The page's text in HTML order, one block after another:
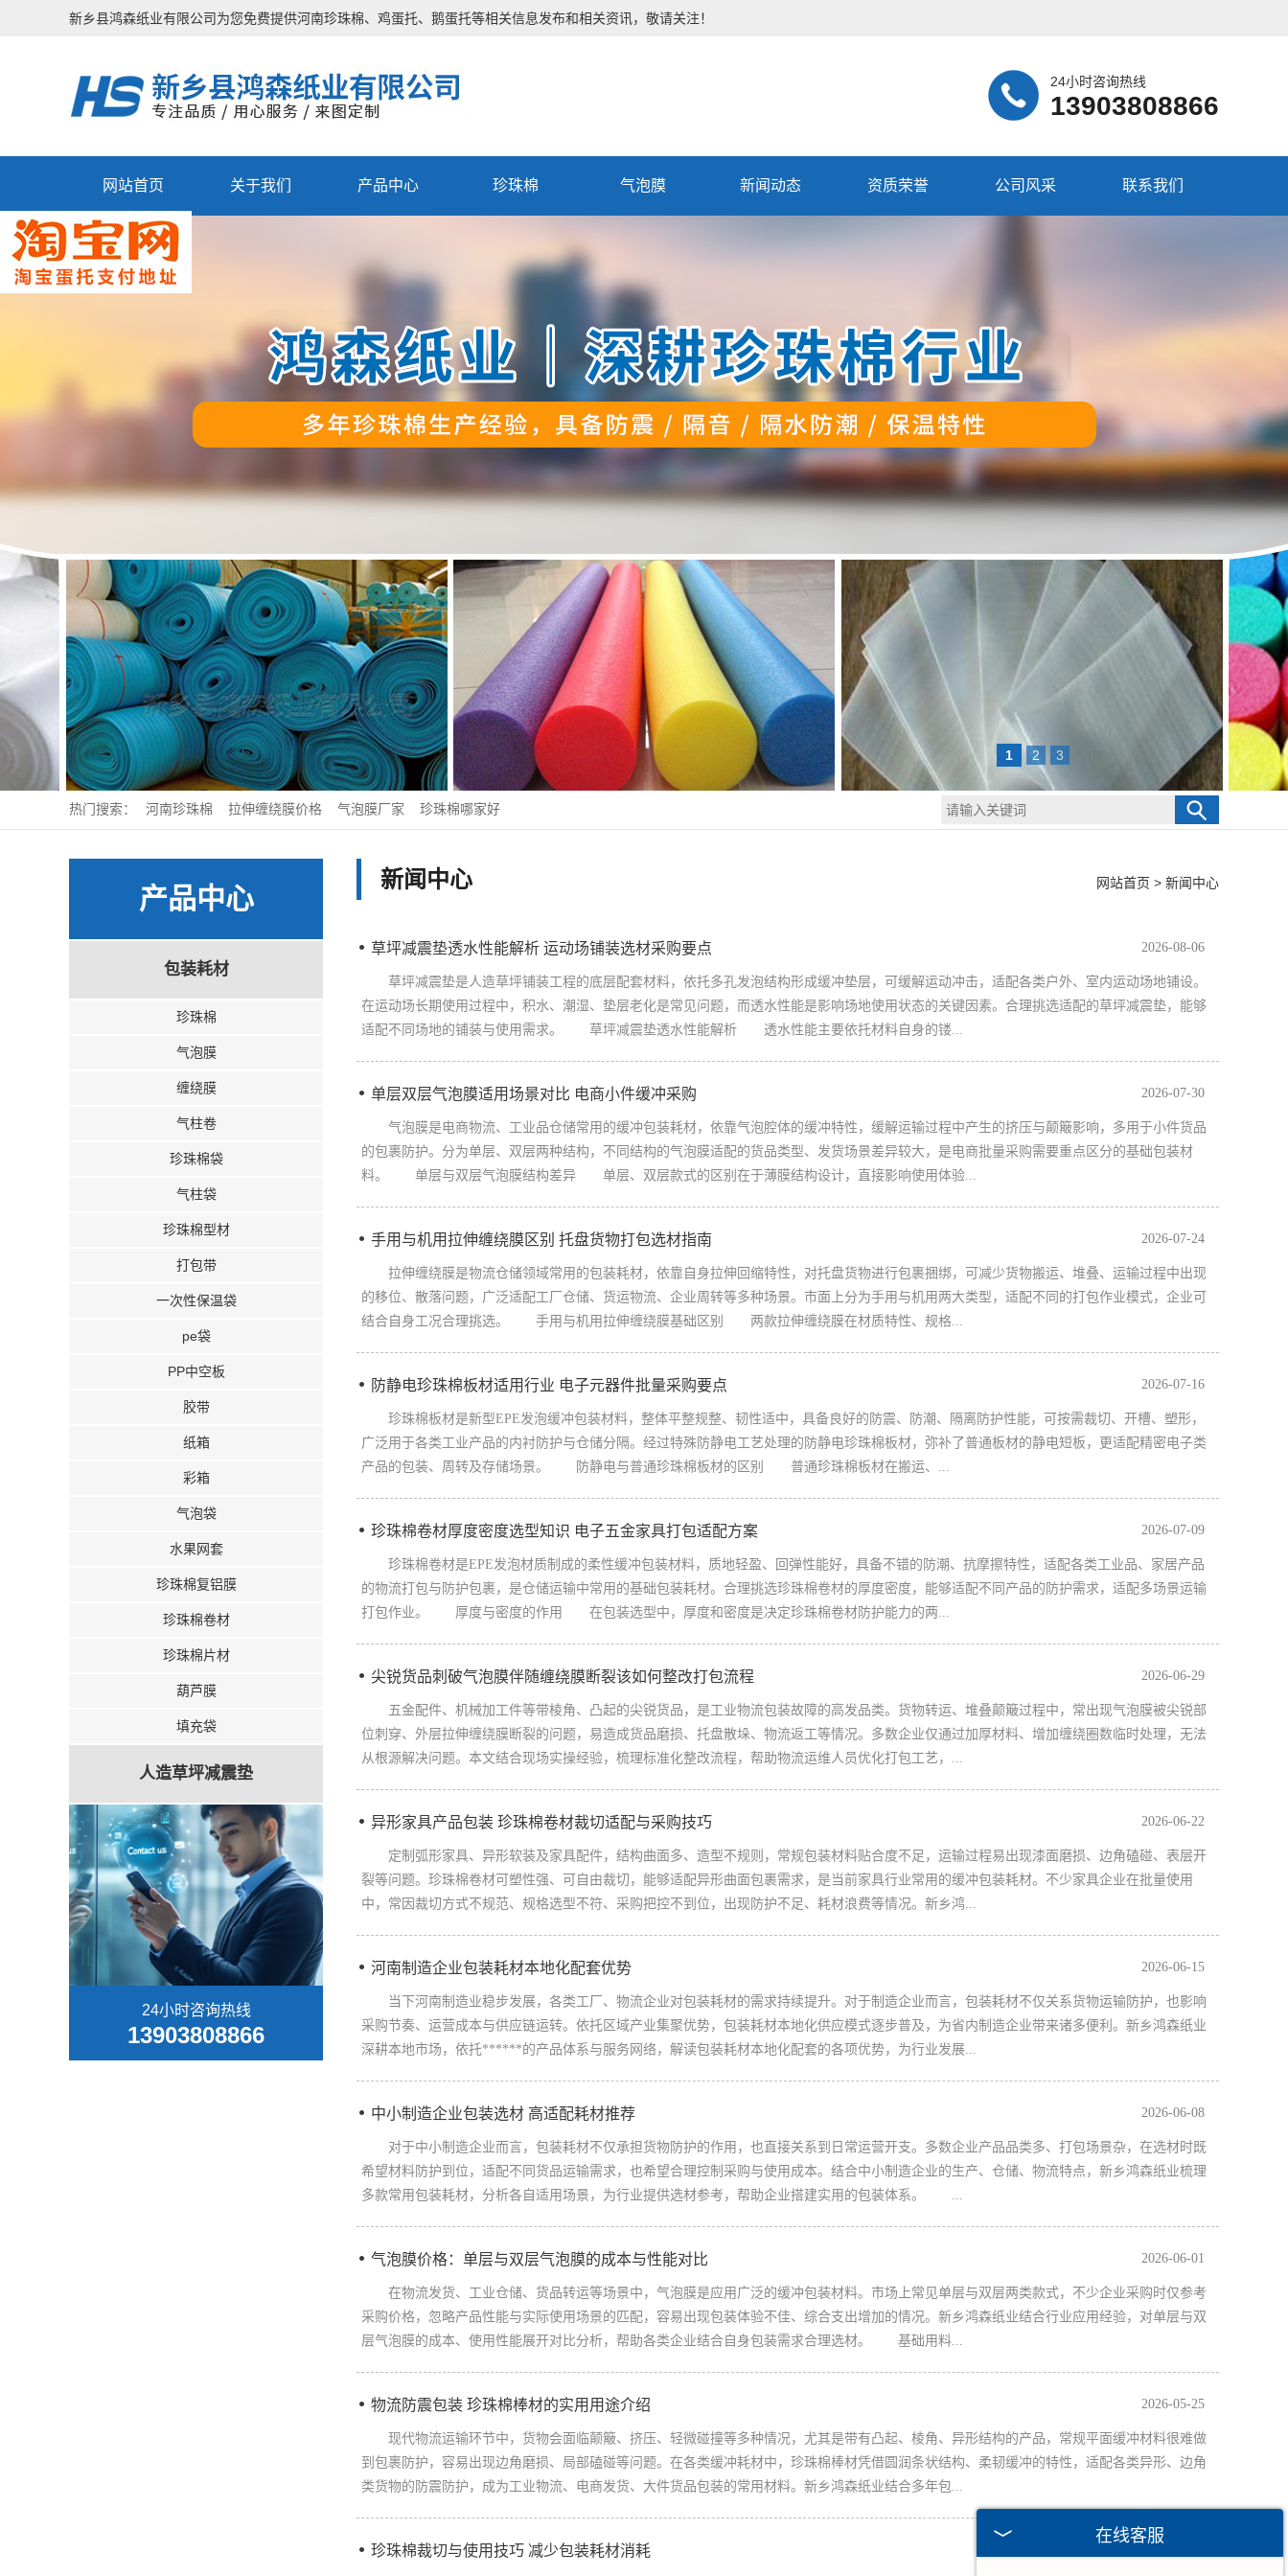
新乡县鸿森纸业有限公司为您免费提供河南珍珠棉、鸡蛋托、鹅蛋托等相关信息发布和相关资讯，敬请关注！
24小时咨询热线
13903808866
网站首页 关于我们 产品中心 珍珠棉 气泡膜 新闻动态 资质荣誉 公司风采 联系我们
1 2 3
热门搜索： 河南珍珠棉 拉伸缠绕膜价格 气泡膜厂家 珍珠棉哪家好
产品中心
包装耗材
珍珠棉
气泡膜
缠绕膜
气柱卷
珍珠棉袋
气柱袋
珍珠棉型材
打包带
一次性保温袋
pe袋
PP中空板
胶带
纸箱
彩箱
气泡袋
水果网套
珍珠棉复铝膜
珍珠棉卷材
珍珠棉片材
葫芦膜
填充袋
人造草坪减震垫
24小时咨询热线
13903808866
新闻中心 网站首页 > 新闻中心
草坪减震垫透水性能解析 运动场铺装选材采购要点 2026-08-06
草坪减震垫是人造草坪铺装工程的底层配套材料，依托多孔发泡结构形成缓冲垫层，可缓解运动冲击，适配各类户外、室内运动场地铺设。
在运动场长期使用过程中，积水、潮湿、垫层老化是常见问题，而透水性能是影响场地使用状态的关键因素。合理挑选适配的草坪减震垫，能够
适配不同场地的铺装与使用需求。 草坪减震垫透水性能解析 透水性能主要依托材料自身的镂...
单层双层气泡膜适用场景对比 电商小件缓冲采购 2026-07-30
气泡膜是电商物流、工业品仓储常用的缓冲包装耗材，依靠气泡腔体的缓冲特性，缓解运输过程中产生的挤压与颠簸影响，多用于小件货品
的包裹防护。分为单层、双层两种结构，不同结构的气泡膜适配的货品类型、发货场景差异较大，是电商批量采购需要重点区分的基础包装材
料。 单层与双层气泡膜结构差异 单层、双层款式的区别在于薄膜结构设计，直接影响使用体验...
手用与机用拉伸缠绕膜区别 托盘货物打包选材指南 2026-07-24
拉伸缠绕膜是物流仓储领域常用的包装耗材，依靠自身拉伸回缩特性，对托盘货物进行包裹捆绑，可减少货物搬运、堆叠、运输过程中出现
的移位、散落问题，广泛适配工厂仓储、货运物流、企业周转等多种场景。市面上分为手用与机用两大类型，适配不同的打包作业模式，企业可
结合自身工况合理挑选。 手用与机用拉伸缠绕膜基础区别 两款拉伸缠绕膜在材质特性、规格...
防静电珍珠棉板材适用行业 电子元器件批量采购要点 2026-07-16
珍珠棉板材是新型EPE发泡缓冲包装材料，整体平整规整、韧性适中，具备良好的防震、防潮、隔离防护性能，可按需裁切、开槽、塑形，
广泛用于各类工业产品的内衬防护与仓储分隔。经过特殊防静电工艺处理的防静电珍珠棉板材，弥补了普通板材的静电短板，更适配精密电子类
产品的包装、周转及存储场景。 防静电与普通珍珠棉板材的区别 普通珍珠棉板材在搬运、...
珍珠棉卷材厚度密度选型知识 电子五金家具打包适配方案 2026-07-09
珍珠棉卷材是EPE发泡材质制成的柔性缓冲包装材料，质地轻盈、回弹性能好，具备不错的防潮、抗摩擦特性，适配各类工业品、家居产品
的物流打包与防护包裹，是仓储运输中常用的基础包装耗材。合理挑选珍珠棉卷材的厚度密度，能够适配不同产品的防护需求，适配多场景运输
打包作业。 厚度与密度的作用 在包装选型中，厚度和密度是决定珍珠棉卷材防护能力的两...
尖锐货品刺破气泡膜伴随缠绕膜断裂该如何整改打包流程 2026-06-29
五金配件、机械加工件等带棱角、凸起的尖锐货品，是工业物流包装故障的高发品类。货物转运、堆叠颠簸过程中，常出现气泡膜被尖锐部
位刺穿、外层拉伸缠绕膜断裂的问题，易造成货品磨损、托盘散垛、物流返工等情况。多数企业仅通过加厚材料、增加缠绕圈数临时处理，无法
从根源解决问题。本文结合现场实操经验，梳理标准化整改流程，帮助物流运维人员优化打包工艺，...
异形家具产品包装 珍珠棉卷材裁切适配与采购技巧 2026-06-22
定制弧形家具、异形软装及家具配件，结构曲面多、造型不规则，常规包装材料贴合度不足，运输过程易出现漆面磨损、边角磕碰、表层开
裂等问题。珍珠棉卷材可塑性强、可自由裁切，能够适配异形曲面包裹需求，是当前家具行业常用的缓冲包装耗材。不少家具企业在批量使用
中，常因裁切方式不规范、规格选型不符、采购把控不到位，出现防护不足、耗材浪费等情况。新乡鸿...
河南制造企业包装耗材本地化配套优势 2026-06-15
当下河南制造业稳步发展，各类工厂、物流企业对包装耗材的需求持续提升。对于制造企业而言，包装耗材不仅关系货物运输防护，也影响
采购节奏、运营成本与供应链运转。依托区域产业集聚优势，包装耗材本地化供应模式逐步普及，为省内制造企业带来诸多便利。新乡鸿森纸业
深耕本地市场，依托******的产品体系与服务网络，解读包装耗材本地化配套的各项优势，为行业发展...
中小制造企业包装选材 高适配耗材推荐 2026-06-08
对于中小制造企业而言，包装耗材不仅承担货物防护的作用，也直接关系到日常运营开支。多数企业产品品类多、打包场景杂，在选材时既
希望材料防护到位，适配不同货品运输需求，也希望合理控制采购与使用成本。结合中小制造企业的生产、仓储、物流特点，新乡鸿森纸业梳理
多款常用包装耗材，分析各自适用场景，为行业提供选材参考，帮助企业搭建实用的包装体系。 ...
气泡膜价格：单层与双层气泡膜的成本与性能对比 2026-06-01
在物流发货、工业仓储、货品转运等场景中，气泡膜是应用广泛的缓冲包装材料。市场上常见单层与双层两类款式，不少企业采购时仅参考
采购价格，忽略产品性能与实际使用场景的匹配，容易出现包装体验不佳、综合支出增加的情况。新乡鸿森纸业结合行业应用经验，对单层与双
层气泡膜的成本、使用性能展开对比分析，帮助各类企业结合自身包装需求合理选材。 基础用料...
物流防震包装 珍珠棉棒材的实用用途介绍 2026-05-25
现代物流运输环节中，货物会面临颠簸、挤压、轻微碰撞等多种情况，尤其是带有凸起、棱角、异形结构的产品，常规平面缓冲材料很难做
到包裹防护，容易出现边角磨损、局部磕碰等问题。在各类缓冲耗材中，珍珠棉棒材凭借圆润条状结构、柔韧缓冲的特性，适配各类异形、边角
类货物的防震防护，成为工业物流、电商发货、大件货品包装的常用材料。新乡鸿森纸业结合多年包...
珍珠棉裁切与使用技巧 减少包装耗材消耗
在线客服